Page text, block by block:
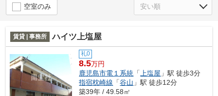
空室のみ
賃貸 | 事務所 ハイツ上塩屋
礼0
8.5万円
鹿児島市電１系統 「 上塩屋 」駅 徒歩3分
指宿枕崎線 「谷山 」駅 徒歩12分
築39年 / 49.58㎡